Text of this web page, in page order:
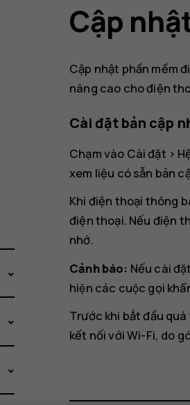
Cập
Cập nhật phần mềm
nâng cao cho điện
Cài đặt bản cập
Chạm vào Cài đặt >
xem liệu có sẵn bản
Khi điện thoại thông
điện thoại. Nếu điện
nhớ.
Cảnh báo: Nếu cài
hiện các cuộc gọi
Trước khi bắt đầu
kết nối với Wi-Fi, do